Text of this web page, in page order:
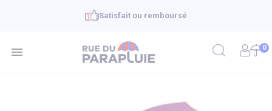
Satisfait ou remboursé
 0